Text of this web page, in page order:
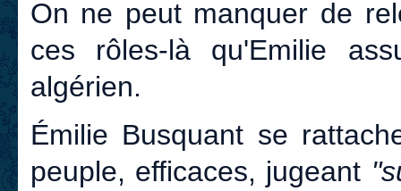
On ne peut manquer de
ces rôles-là qu'Emilie
algérien.
Émilie Busquant se
peuple, efficaces, jugeant